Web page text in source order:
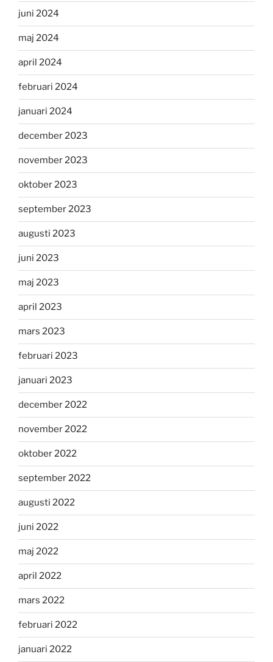
juni 2024
maj 2024
april 2024
februari 2024
januari 2024
december 2023
november 2023
oktober 2023
september 2023
augusti 2023
juni 2023
maj 2023
april 2023
mars 2023
februari 2023
januari 2023
december 2022
november 2022
oktober 2022
september 2022
augusti 2022
juni 2022
maj 2022
april 2022
mars 2022
februari 2022
januari 2022